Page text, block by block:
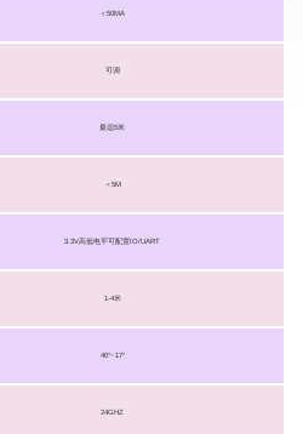
＜50MA
可调
最远5米
＜5M
3.3V高低电平可配置IO/UART
1-4米
40°~17°
24GHZ